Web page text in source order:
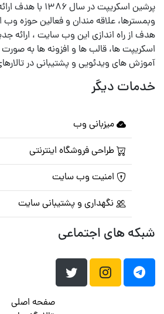
پرشین اسکریپت در
وبمسترها، علاقه مندان و فعالین حوزه وب
هدف از راه اندازی این وب سایت ، ارائه
اسکریپت ها، قالب ها و افزونه ها به صورت
آموزش های ویدئویی و پشتیبانی در
خدمات دیگر
میزبانی وب
طراحی فروشگاه اینترنتی
امنیت وب سایت
نگهداری و پشتیبانی سایت
شبکه های اجتماعی
صفحه اصلی